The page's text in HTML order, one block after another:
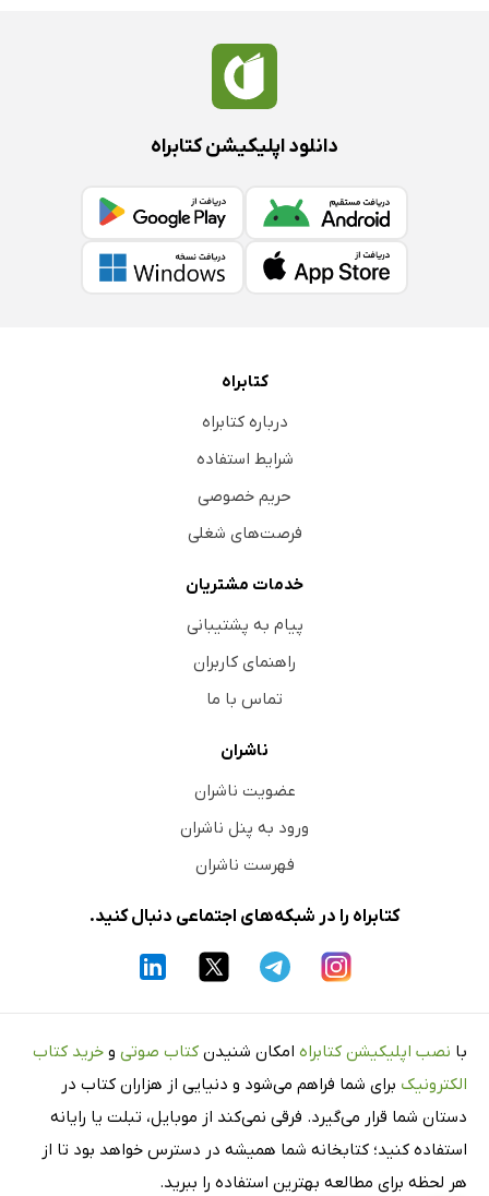
دانلود اپلیکیشن کتابراه
کتابراه
درباره کتابراه
شرایط استفاده
حریم خصوصی
فرصت‌های شغلی
خدمات مشتریان
پیام به پشتیبانی
راهنمای کاربران
تماس با ما
ناشران
عضویت ناشران
ورود به پنل ناشران
فهرست ناشران
کتابراه را در شبکه‌های اجتماعی دنبال کنید.
با نصب اپلیکیشن کتابراه امکان شنیدن کتاب صوتی و خرید کتاب
الکترونیک برای شما فراهم می‌شود و دنیایی از هزاران کتاب در
دستان شما قرار می‌گیرد. فرقی نمی‌کند از موبایل، تبلت یا رایانه
استفاده کنید؛ کتابخانه شما همیشه در دسترس خواهد بود تا از
هر لحظه برای مطالعه بهترین استفاده را ببرید.